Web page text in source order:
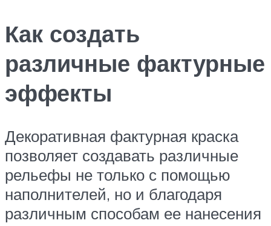
Как создать
различные фактурные
эффекты
Декоративная фактурная краска
позволяет создавать различные
рельефы не только с помощью
наполнителей, но и благодаря
различным способам ее нанесения